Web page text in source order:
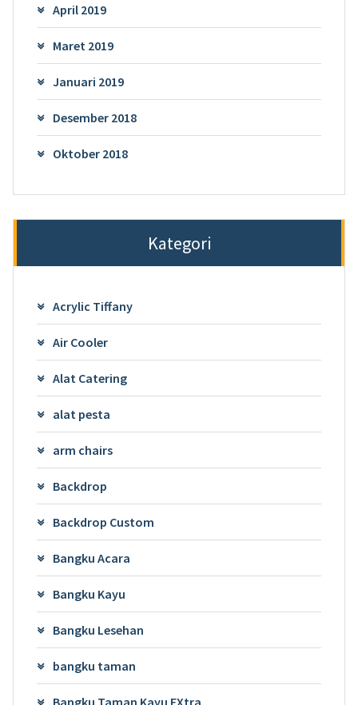
April 2019
Maret 2019
Januari 2019
Desember 2018
Oktober 2018
Kategori
Acrylic Tiffany
Air Cooler
Alat Catering
alat pesta
arm chairs
Backdrop
Backdrop Custom
Bangku Acara
Bangku Kayu
Bangku Lesehan
bangku taman